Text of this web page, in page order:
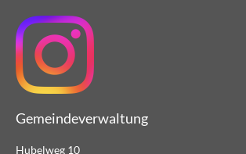
Gemeindeverwaltung
Hubelweg 10